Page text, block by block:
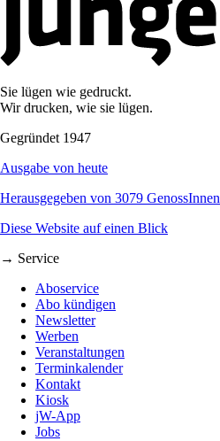
Sie lügen wie gedruckt.
Wir drucken, wie sie lügen.
Gegründet 1947
Ausgabe von heute
Herausgegeben von 3079 GenossInnen
Diese Website auf einen Blick
→ Service
Aboservice
Abo kündigen
Newsletter
Werben
Veranstaltungen
Terminkalender
Kontakt
Kiosk
jW-App
Jobs